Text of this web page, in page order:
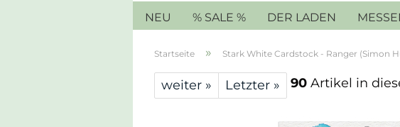
NEU % SALE % DER LADEN
Startseite » Stark White Cardstock - Ranger (Simon
weiter » Letzter » 90 Artikel in